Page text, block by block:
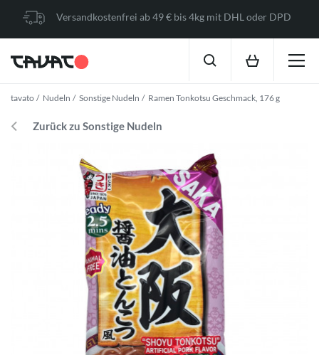
Versandkostenfrei ab 49 € bis 4kg mit DHL oder DPD
tavato Nudeln Sonstige Nudeln Ramen Tonkotsu Geschmack, 176 g
Zurück zu Sonstige Nudeln